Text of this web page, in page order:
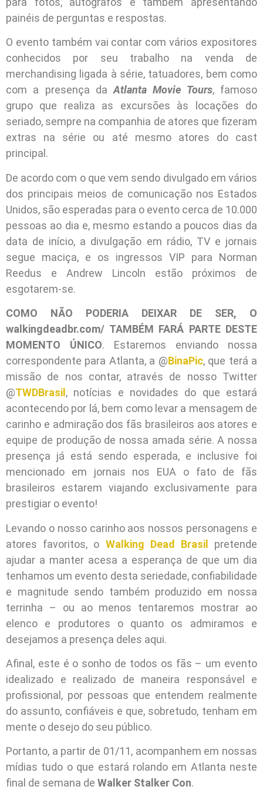
painéis de perguntas e respostas.
O evento também vai contar com vários expositores
conhecidos por seu trabalho na venda de
merchandising ligada à série, tatuadores, bem como
com a presença daAtlanta Movie Tours, famoso
grupo que realiza as excursões às locações do
seriado, sempre na companhia de atores que fizeram
extras na série ou até mesmo atores do cast
principal.
De acordo com o que vem sendo divulgado em vários
dos principais meios de comunicação nos Estados
Unidos, são esperadas para o evento cerca de 10.000
pessoas ao dia e, mesmo estando a poucos dias da
data de início, a divulgação em rádio, TV e jornais
segue maciça, e os ingressos VIP para Norman
Reedus e Andrew Lincoln estão próximos de
esgotarem-se.
COMO NÃO PODERIA DEIXAR DE SER, O
walkingdeadbr.com/ TAMBÉM FARÁ PARTE DESTE
MOMENTO ÚNICO. Estaremos enviando nossa
correspondente para Atlanta, a @BinaPic, que terá a
missão de nos contar, através de nosso Twitter
@TWDBrasil , notícias e novidades do que estará
acontecendo por lá, bem como levar a mensagem de
carinho e admiração dos fãs brasileiros aos atores e
equipe de produção de nossa amada série. A nossa
presença já está sendo esperada, e inclusive foi
mencionado em jornais nos EUA o fato de fãs
brasileiros estarem viajando exclusivamente para
prestigiar o evento!
Levando o nosso carinho aos nossos personagens e
atores favoritos, o Walking Dead Brasil pretende
ajudar a manter acesa a esperança de que um dia
tenhamos um evento desta seriedade, confiabilidade
e magnitude sendo também produzido em nossa
terrinha – ou ao menos tentaremos mostrar ao
elenco e produtores o quanto os admiramos e
desejamos a presença deles aqui.
Afinal, este é o sonho de todos os fãs – um evento
idealizado e realizado de maneira responsável e
profissional, por pessoas que entendem realmente
do assunto, confiáveis e que, sobretudo, tenham em
mente o desejo do seu público.
Portanto, a partir de 01/11, acompanhem em nossas
mídias tudo o que estará rolando em Atlanta neste
final de semana de Walker Stalker Con.